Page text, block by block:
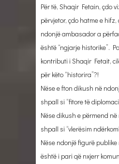
Për të, Shaqir Fetain, çdo
përvjetor, çdo hatme e
ndonjë ambasador a
është “ngjarje historike”.
kontributi i Shaqir Fetait,
për këto “historira”?!
Nëse e fton dikush në
shpall si “fitore të
Nëse dikush e përmend
shpall si “vlerësim
Nëse ndonjë figurë
është i pari që nxjerr